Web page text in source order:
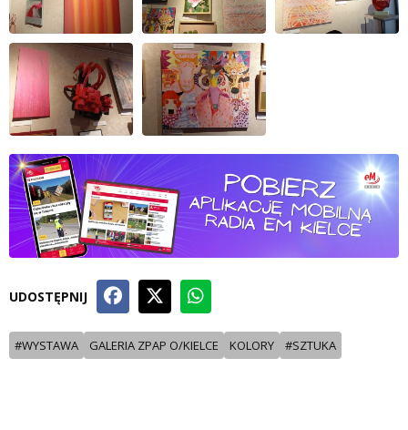
UDOSTĘPNIJ
#WYSTAWA GALERIA ZPAP O/KIELCE KOLORY #SZTUKA